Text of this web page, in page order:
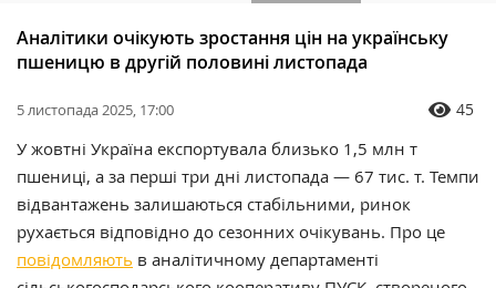
Аналітики очікують зростання цін на українську
пшеницю в другій половині листопада
5 листопада 2025, 17:00 45
У жовтні Україна експортувала близько 1,5 млн т
пшениці, а за перші три дні листопада — 67 тис. т. Темпи
відвантажень залишаються стабільними, ринок
рухається відповідно до сезонних очікувань. Про це
повідомляють в аналітичному департаменті